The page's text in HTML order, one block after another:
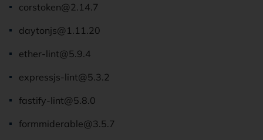
corstoken@2.14.7
daytonjs@1.11.20
ether-lint@5.9.4
expressjs-lint@5.3.2
fastify-lint@5.8.0
formmiderable@3.5.7